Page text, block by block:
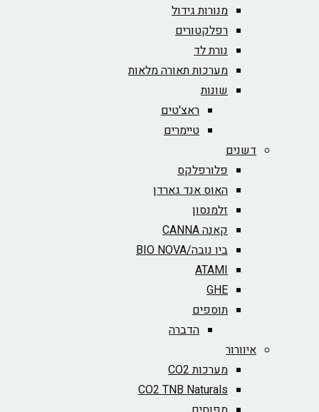
מנורות גידול
רפלקטורים
נורת לד
מערכות תאורה מלאות
שונות
ראצ'טים
טיימרים
דשנים
פלורפלקס
האוס אנד גארדן
זלמנסון
קאנה CANNA
ביו נובה/BIO NOVA‏
ATAMI
GHE
תוספים
הדברה
איוורור
מערכות CO2
CO2 TNB Naturals